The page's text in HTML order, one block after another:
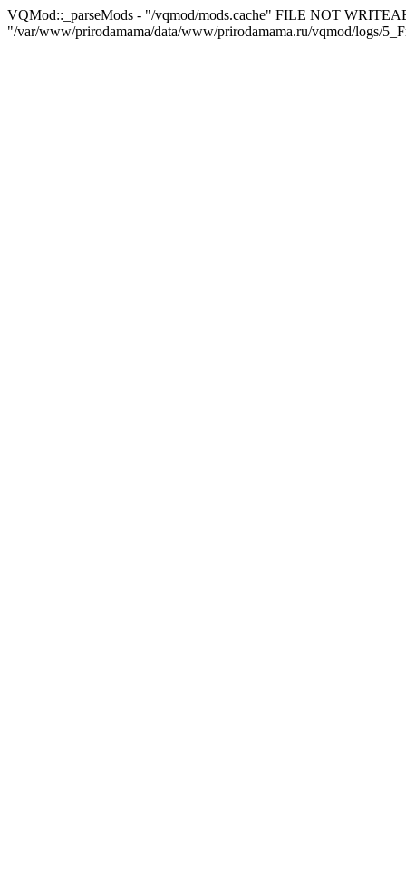
VQMod::_parseMods - "/vqmod/mods.cache" FILE NOT
"/var/www/prirodamama/data/www/prirodamama.ru/vqmod/logs/